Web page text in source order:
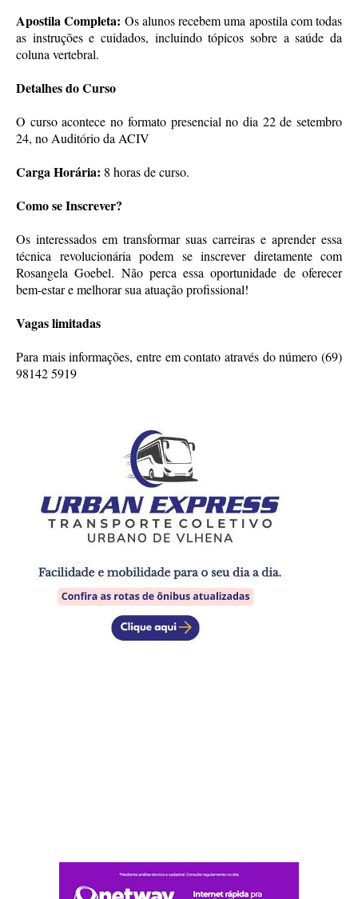
Apostila Completa: Os alunos recebem uma apostila com todas
as instruções e cuidados, incluindo tópicos sobre a saúde da
coluna vertebral.
Detalhes do Curso
O curso acontece no formato presencial no dia 22 de setembro
24, no Auditório da ACIV
Carga Horária: 8 horas de curso.
Como se Inscrever?
Os interessados em transformar suas carreiras e aprender essa
técnica revolucionária podem se inscrever diretamente com
Rosangela Goebel. Não perca essa oportunidade de oferecer
bem-estar e melhorar sua atuação profissional!
Vagas limitadas
Para mais informações, entre em contato através do número (69)
98142 5919